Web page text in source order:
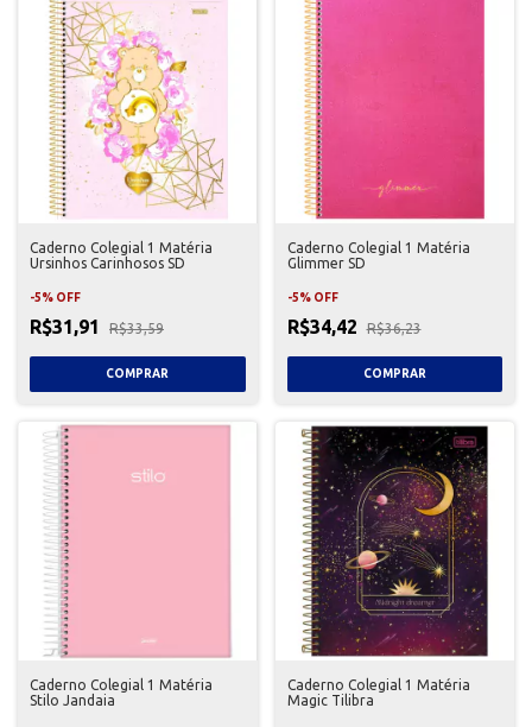
Caderno Colegial 1 Matéria
Ursinhos Carinhosos SD
-5% OFF
R$31,91 R$33,59
Caderno Colegial 1 Matéria
Glimmer SD
-5% OFF
R$34,42 R$36,23
Caderno Colegial 1 Matéria
Stilo Jandaia
Caderno Colegial 1 Matéria
Magic Tilibra